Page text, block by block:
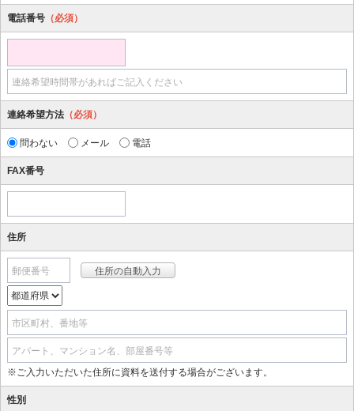
電話番号 （必須）
連絡希望時間帯があればご記入ください
連絡希望方法 （必須）
問わない メール 電話
FAX番号
住所
郵便番号
市区町村、番地等
アパート、マンション名、部屋番号等
※ご入力いただいた住所に資料を送付する場合がございます。
性別